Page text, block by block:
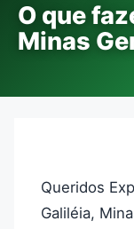
O que
Minas
Queridos
Galiléia,